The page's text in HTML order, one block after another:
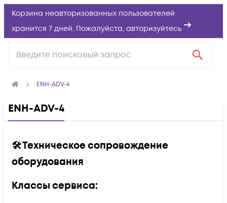
Корзина неавторизованных пользователей
хранится 7 дней. Пожалуйста, авторизуйтесь
ENH-ADV-4
ENH-ADV-4
🛠️ Техническое сопровождение
оборудования
Классы сервиса: